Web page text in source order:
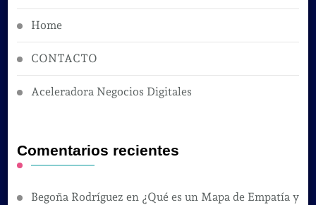
Home
CONTACTO
Aceleradora Negocios Digitales
Comentarios recientes
Begoña Rodríguez en ¿Qué es un Mapa de Empatía y